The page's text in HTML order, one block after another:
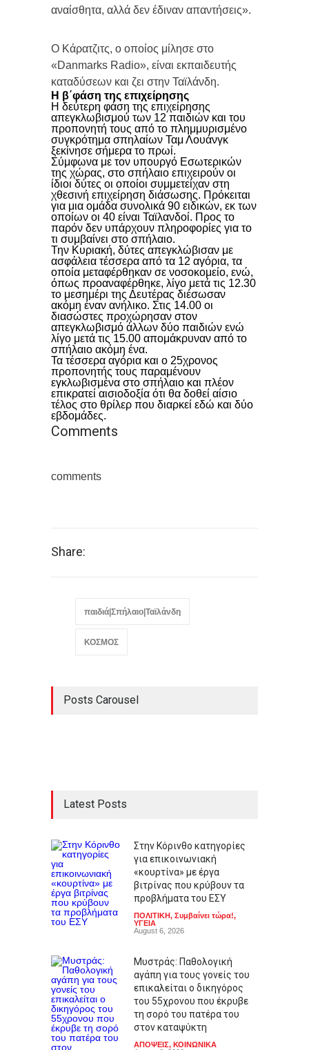
αναίσθητα, αλλά δεν έδιναν απαντήσεις».
O Κάρατζιτς, ο οποίος μίλησε στο
«Danmarks Radio», είναι εκπαιδευτής
καταδύσεων και ζει στην Ταϊλάνδη.
Η β΄φάση της επιχείρησης
Η δεύτερη φάση της επιχείρησης
απεγκλωβισμού των 12 παιδιών και του
προπονητή τους από το πλημμυρισμένο
συγκρότημα σπηλαίων Ταμ Λουάνγκ
ξεκίνησε σήμερα το πρωί.
Σύμφωνα με τον υπουργό Εσωτερικών
της χώρας, στο σπήλαιο επιχειρούν οι
ίδιοι δύτες οι οποίοι συμμετείχαν στη
χθεσινή επιχείρηση διάσωσης. Πρόκειται
για μια ομάδα συνολικά 90 ειδικών, εκ των
οποίων οι 40 είναι Ταϊλανδοί. Προς το
παρόν δεν υπάρχουν πληροφορίες για το
τι συμβαίνει στο σπήλαιο.
Την Κυριακή, δύτες απεγκλώβισαν με
ασφάλεια τέσσερα από τα 12 αγόρια, τα
οποία μεταφέρθηκαν σε νοσοκομείο, ενώ,
όπως προαναφέρθηκε, λίγο μετά τις 12.30
το μεσημέρι της Δευτέρας διέσωσαν
ακόμη έναν ανήλικο. Στις 14.00 οι
διασώστες προχώρησαν στον
απεγκλωβισμό άλλων δύο παιδιών ενώ
λίγο μετά τις 15.00 απομάκρυναν από το
σπήλαιο ακόμη ένα.
Τα τέσσερα αγόρια και ο 25χρονος
προπονητής τους παραμένουν
εγκλωβισμένα στο σπήλαιο και πλέον
επικρατεί αισιοδοξία ότι θα δοθεί αίσιο
τέλος στο θρίλερ που διαρκεί εδώ και δύο
εβδομάδες.
Comments
comments
Share:
παιδιά|Σπήλαιο|Ταϊλάνδη
ΚΟΣΜΟΣ
Posts Carousel
Latest Posts
Στην Κόρινθο κατηγορίες
για επικοινωνιακή
«κουρτίνα» με έργα
βιτρίνας που κρύβουν τα
προβλήματα του ΕΣΥ
ΠΟΛΙΤΙΚΗ, Συμβαίνει τώρα!,
ΥΓΕΙΑ
August 6, 2026
Μυστράς: Παθολογική
αγάπη για τους γονείς του
επικαλείται ο δικηγόρος
του 55χρονου που έκρυβε
τη σορό του πατέρα του
στον καταψύκτη
ΑΠΟΨΕΙΣ, ΚΟΙΝΩΝΙΚΑ